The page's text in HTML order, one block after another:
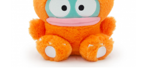
恐龙半鱼人